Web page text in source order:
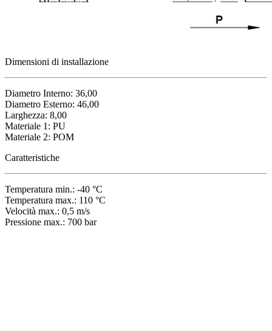
Dimensioni di installazione
Diametro Interno: 36,00
Diametro Esterno: 46,00
Larghezza: 8,00
Materiale 1: PU
Materiale 2: POM
Caratteristiche
Temperatura min.: -40 °C
Temperatura max.: 110 °C
Velocità max.: 0,5 m/s
Pressione max.: 700 bar